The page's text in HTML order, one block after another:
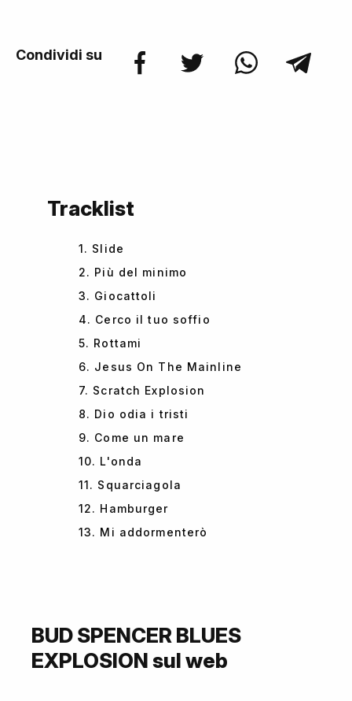
Condividi su
Tracklist
1. Slide
2. Più del minimo
3. Giocattoli
4. Cerco il tuo soffio
5. Rottami
6. Jesus On The Mainline
7. Scratch Explosion
8. Dio odia i tristi
9. Come un mare
10. L'onda
11. Squarciagola
12. Hamburger
13. Mi addormenterò
BUD SPENCER BLUES
EXPLOSION sul web